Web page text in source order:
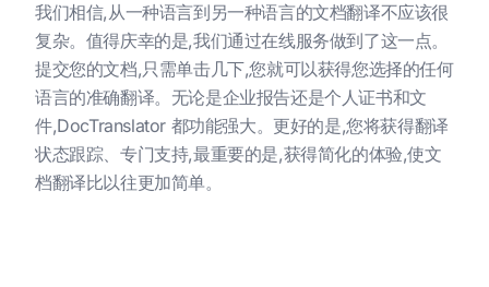
我们相信,从一种语言到另一种语言的文档翻译不应该很
复杂。值得庆幸的是,我们通过在线服务做到了这一点。
提交您的文档,只需单击几下,您就可以获得您选择的任何
语言的准确翻译。无论是企业报告还是个人证书和文
件,DocTranslator 都功能强大。更好的是,您将获得翻译
状态跟踪、专门支持,最重要的是,获得简化的体验,使文
档翻译比以往更加简单。